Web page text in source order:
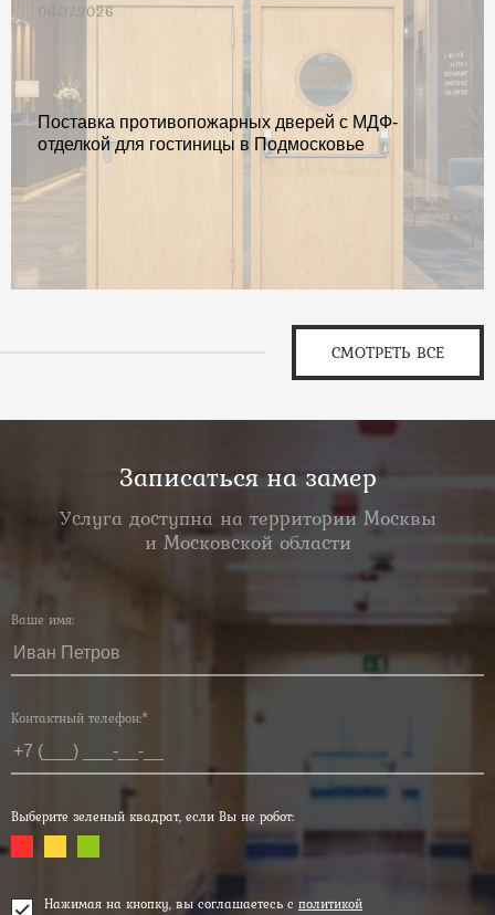
06.07.2026
Поставка противопожарных дверей с МДФ-
отделкой для гостиницы в Подмосковье
СМОТРЕТЬ ВСЕ
Записаться на замер
Услуга доступна на территории Москвы
и Московской области
Ваше имя:
Контактный телефон:*
Выберите зеленый квадрат, если Вы не робот:
Нажимая на кнопку, вы соглашаетесь с политикой